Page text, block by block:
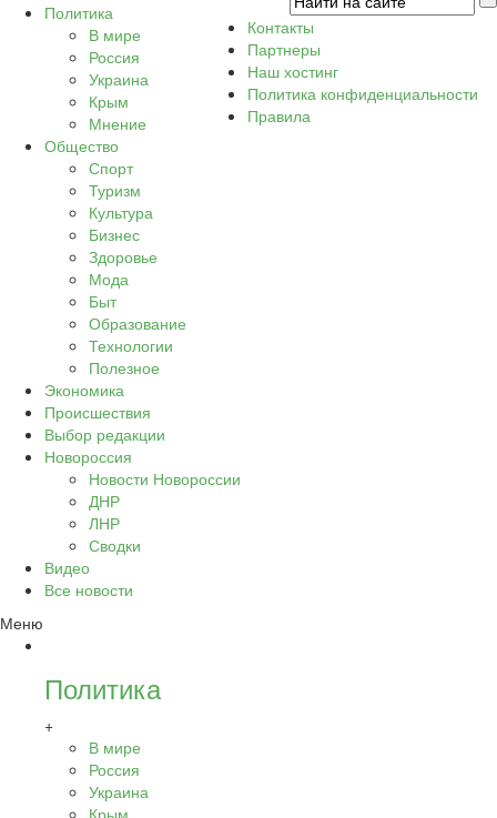
Политика
В мире
Россия
Украина
Крым
Мнение
Общество
Спорт
Туризм
Культура
Бизнес
Здоровье
Мода
Быт
Образование
Технологии
Полезное
Экономика
Происшествия
Выбор редакции
Новороссия
Новости Новороссии
ДНР
ЛНР
Сводки
Видео
Все новости
Меню
Политика
+
В мире
Россия
Украина
Крым
Контакты
Партнеры
Наш хостинг
Политика конфиденциальности
Правила